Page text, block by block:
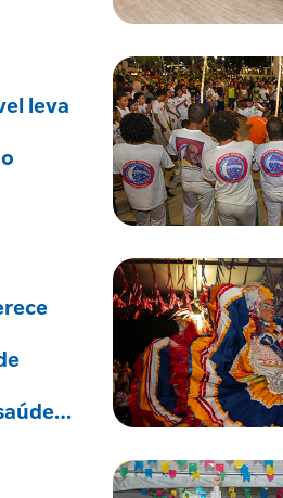
leva